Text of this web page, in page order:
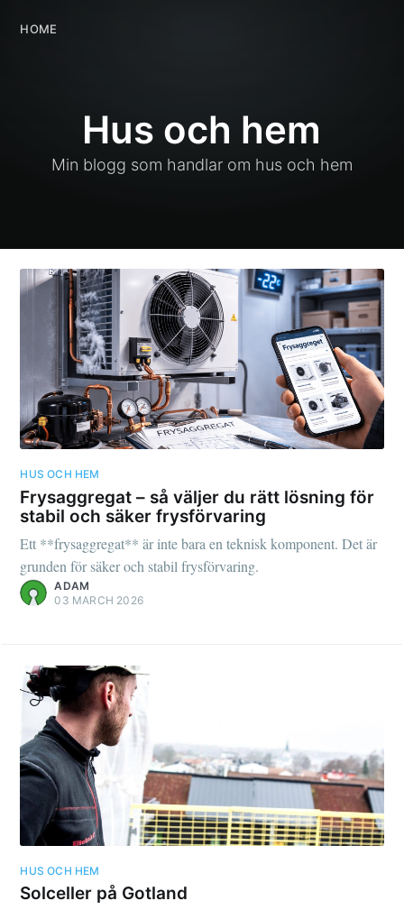
HOME
Hus och hem
Min blogg som handlar om hus och hem
HUS OCH HEM
Frysaggregat – så väljer du rätt lösning för
stabil och säker frysförvaring
Ett **frysaggregat** är inte bara en teknisk komponent. Det är
grunden för säker och stabil frysförvaring.
ADAM
03 MARCH 2026
HUS OCH HEM
Solceller på Gotland